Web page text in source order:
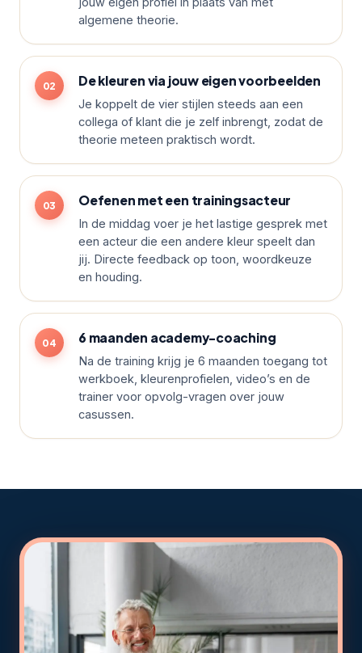
algemene theorie.
De kleuren via jouw eigen voorbeelden
Je koppelt de vier stijlen steeds aan een
collega of klant die je zelf inbrengt, zodat de
theorie meteen praktisch wordt.
Oefenen met een trainingsacteur
In de middag voer je het lastige gesprek met
een acteur die een andere kleur speelt dan
jij. Directe feedback op toon, woordkeuze
en houding.
6 maanden academy-coaching
Na de training krijg je 6 maanden toegang tot
werkboek, kleurenprofielen, video’s en de
trainer voor opvolg-vragen over jouw
casussen.